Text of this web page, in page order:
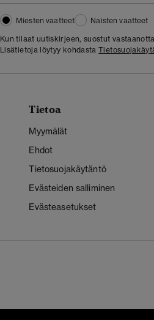
Miesten vaatteet
Naisten vaatteet
Kun tilaat uutiskirjeen, suostut
Lisätietoja löytyy kohdasta
Tietoa
Myymälät
Ehdot
Tietosuojakäytäntö
Evästeiden salliminen
Evästeasetukset